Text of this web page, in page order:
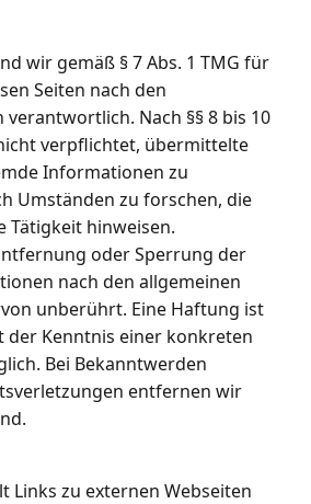
wir gemäß § 7 Abs. 1 TMG für
Seiten nach den
verantwortlich. Nach §§ 8 bis 10
verpflichtet, übermittelte
Informationen zu
Umständen zu forschen, die
Tätigkeit hinweisen.
oder Sperrung der
nach den allgemeinen
unberührt. Eine Haftung ist
der Kenntnis einer konkreten
Bei Bekanntwerden
entfernen wir
Links zu externen Webseiten